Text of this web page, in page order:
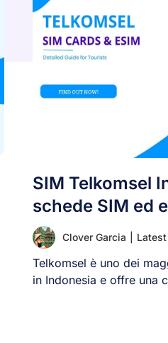
SIM Telkomsel
schede SIM ed
Clover Garcia
Telkomsel è uno dei
in Indonesia e offre una